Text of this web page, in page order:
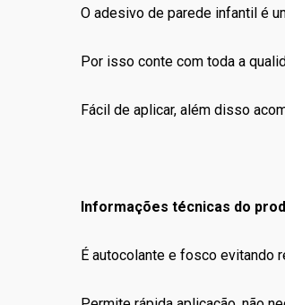
O adesivo de parede infantil é
Por isso conte com toda a
Fácil de aplicar, além disso
Informações técnicas do
É autocolante e fosco evitando